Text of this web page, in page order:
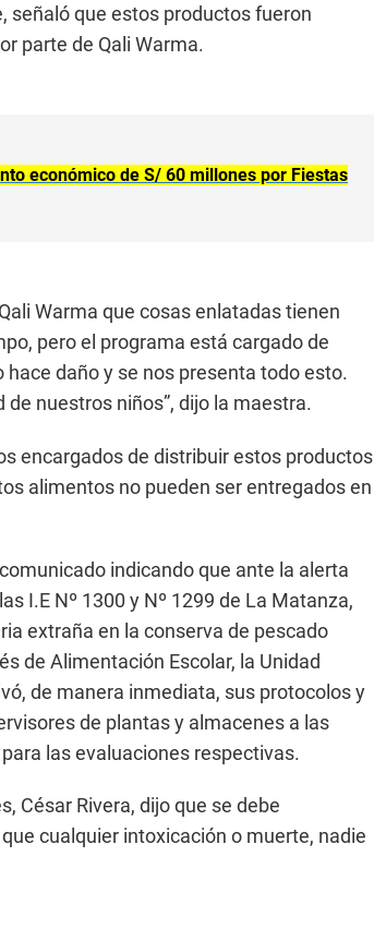
señaló que estos productos fueron
parte de Qali Warma.
económico de S/ 60 millones por Fiestas
Warma que cosas enlatadas tienen
pero el programa está cargado de
daño y se nos presenta todo esto.
nuestros niños”, dijo la maestra.
encargados de distribuir estos productos
alimentos no pueden ser entregados en
indicando que ante la alerta
I.E Nº 1300 y Nº 1299 de La Matanza,
extraña en la conserva de pescado
de Alimentación Escolar, la Unidad
de manera inmediata, sus protocolos y
de plantas y almacenes a las
las evaluaciones respectivas.
César Rivera, dijo que se debe
cualquier intoxicación o muerte, nadie